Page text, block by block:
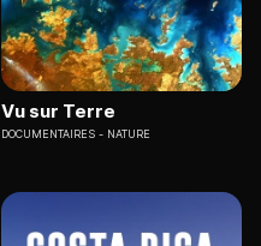
Vu sur Terre
DOCUMENTAIRES NATURE